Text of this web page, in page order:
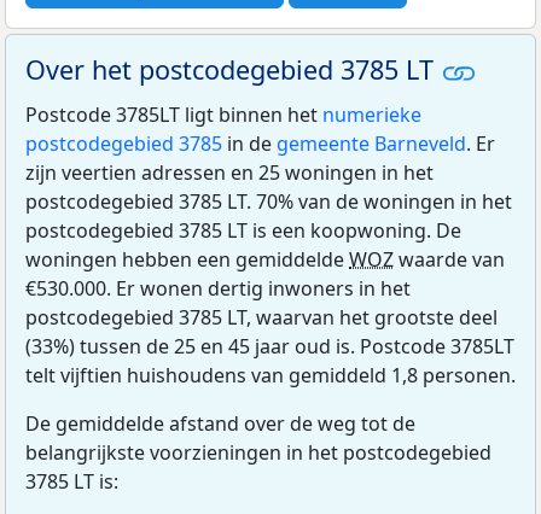
Over het postcodegebied 3785 LT
Postcode 3785LT ligt binnen het numerieke
postcodegebied 3785 in de gemeente Barneveld. Er
zijn veertien adressen en 25 woningen in het
postcodegebied 3785 LT. 70% van de woningen in het
postcodegebied 3785 LT is een koopwoning. De
woningen hebben een gemiddeldeWOZwaarde van
€530.000. Er wonen dertig inwoners in het
postcodegebied 3785 LT, waarvan het grootste deel
(33%) tussen de 25 en 45 jaar oud is. Postcode 3785LT
telt vijftien huishoudens van gemiddeld 1,8 personen.
De gemiddelde afstand over de weg tot de
belangrijkste voorzieningen in het postcodegebied
3785 LT is: